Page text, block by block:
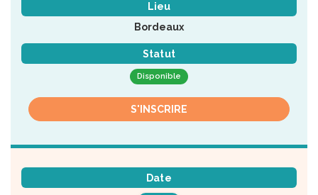
Lieu
Bordeaux
Statut
Disponible
S'INSCRIRE
Date